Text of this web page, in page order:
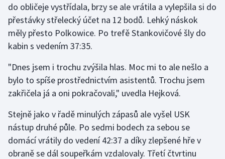
Vodní slalom
Volejbal
Ostatní
do obličeje vystřídala, brzy se ale vrátila a vylepšila si do
přestávky střelecký účet na 12 bodů. Lehký náskok
měly přesto Polkowice. Po trefě Stankovičové šly do
kabin s vedením 37:35.
"Dnes jsem i trochu zvýšila hlas. Moc mi to ale nešlo a
bylo to spíše prostřednictvím asistentů. Trochu jsem
zakřičela já a oni pokračovali," uvedla Hejková.
Stejně jako v řadě minulých zápasů ale vyšel USK
nástup druhé půle. Po sedmi bodech za sebou se
domácí vrátily do vedení 42:37 a díky zlepšené hře v
obraně se dál soupeřkám vzdalovaly. Třetí čtvrtinu